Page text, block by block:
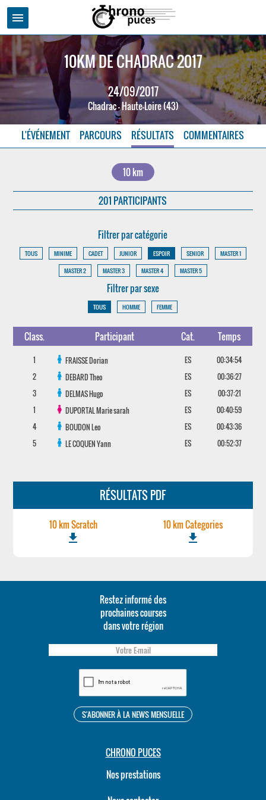
menu
10KM DE CHADRAC 2017
24/09/2017
Chadrac - Haute-Loire (43)
L'ÉVÉNEMENT PARCOURS RÉSULTATS COMMENTAIRES
10 km
201 PARTICIPANTS
Filtrer par catégorie
TOUS MINIME CADET JUNIOR ESPOIR SENIOR
MASTER 1
MASTER 2
MASTER 3 MASTER 4 MASTER 5
Filtrer par sexe
TOUS HOMME FEMME
Class. Participant Cat. Temps
1 FRAISSEDorian ES
00:34:54
2
DEBARDTheo ES
00:36:27
3
DELMASHugo ES
00:37:21
1
DUPORTALMarie sarah ES
00:40:59
4
BOUDONLeo ES
00:43:36
5
LE COQUENYann ES 00:52:37
RÉSULTATS PDF
10 km Scratch
file_download
10 km Categories
file_download
Restez informé des
prochaines courses
dans votre région
CHRONO PUCES
Nos prestations